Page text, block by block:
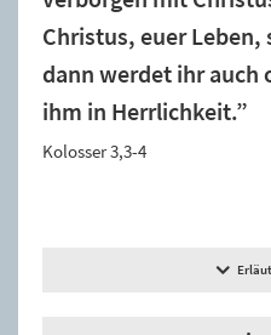
Christus, euer
dann werdet ihr auch
ihm in Herrlichkeit.”
Kolosser 3,3-4